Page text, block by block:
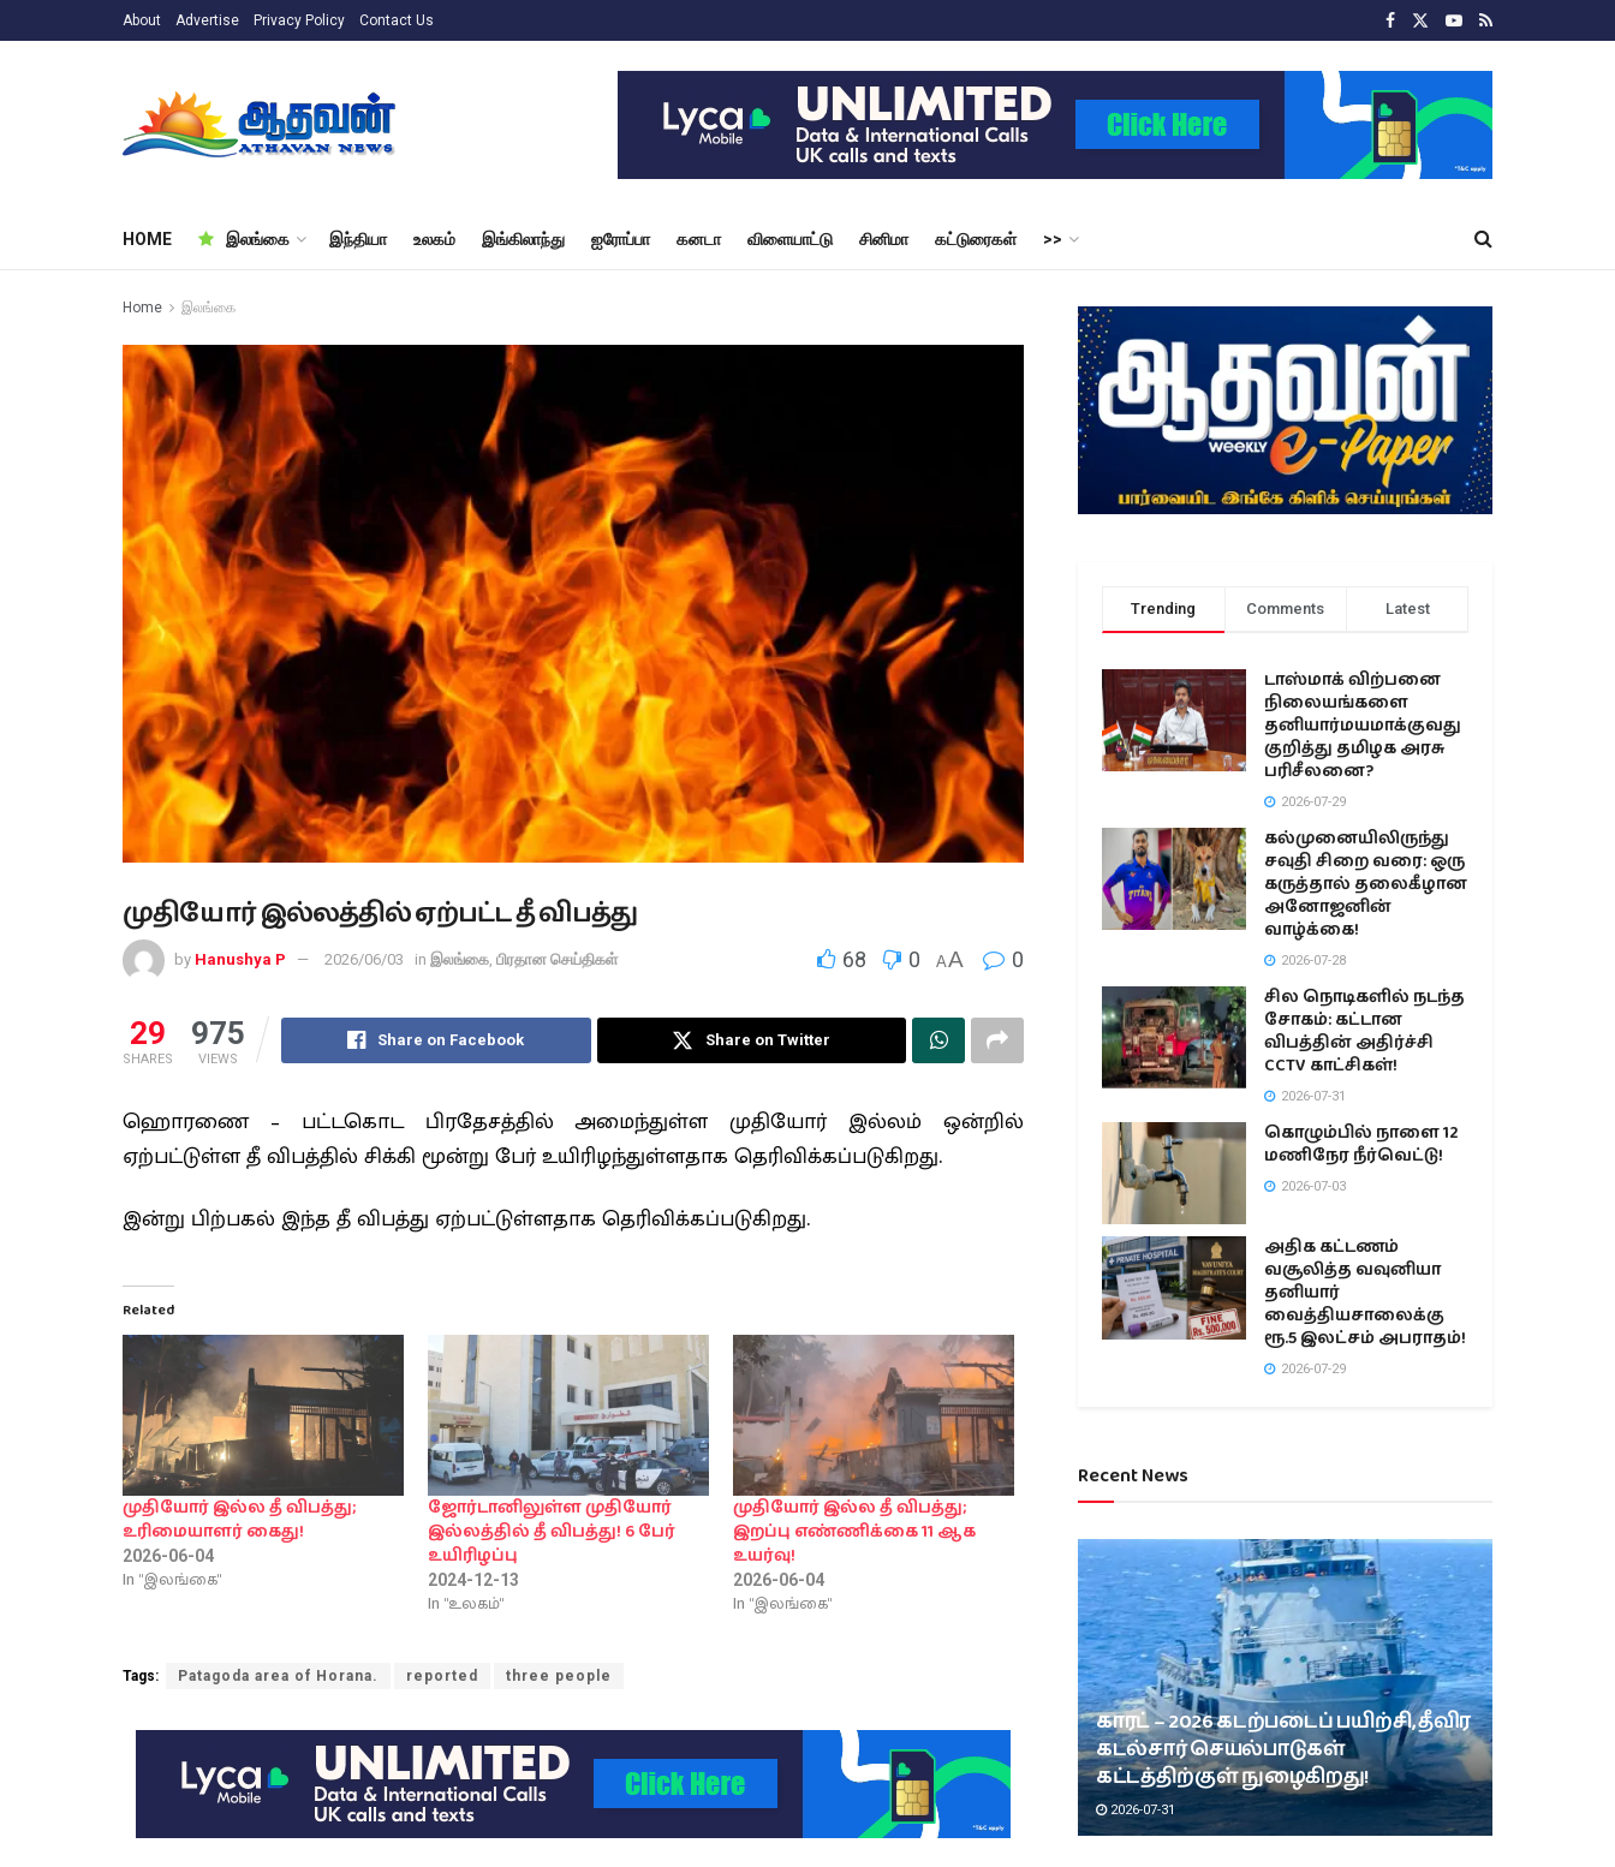
About Advertise Privacy Policy Contact Us
HOME இலங்கை இந்தியா உலகம் இங்கிலாந்து ஐரோப்பா கனடா விளையாட்டு சினிமா கட்டுரைகள் >>
Home இலங்கை
முதியோர் இல்லத்தில் ஏற்பட்ட தீ விபத்து
by Hanushya P 2026/06/03 in இலங்கை பிரதான செய்திகள் 68 0 AA 0
29
SHARES
975
VIEWS
Share on Facebook Share on Twitter
ஹொரணை – பட்டகொட பிரதேசத்தில் அமைந்துள்ள முதியோர் இல்லம் ஒன்றில்
ஏற்பட்டுள்ள தீ விபத்தில் சிக்கி மூன்று பேர் உயிரிழந்துள்ளதாக தெரிவிக்கப்படுகிறது.
இன்று பிற்பகல் இந்த தீ விபத்து ஏற்பட்டுள்ளதாக தெரிவிக்கப்படுகிறது.
Related
முதியோர் இல்ல தீ விபத்து;
உரிமையாளர் கைது!
2026-06-04
In "இலங்கை"
ஜோர்டானிலுள்ள முதியோர்
இல்லத்தில் தீ விபத்து! 6 பேர்
உயிரிழப்பு
2024-12-13
In "உலகம்"
முதியோர் இல்ல தீ விபத்து;
இறப்பு எண்ணிக்கை 11 ஆக
உயர்வு!
2026-06-04
In "இலங்கை"
Tags: Patagoda area of ​​Horana. reported three people
Trending Comments Latest
டாஸ்மாக் விற்பனை
நிலையங்களை
தனியார்மயமாக்குவது
குறித்து தமிழக அரசு
பரிசீலனை?
2026-07-29
கல்முனையிலிருந்து
சவுதி சிறை வரை: ஒரு
கருத்தால் தலைகீழான
அனோஜனின்
வாழ்க்கை!
2026-07-28
சில நொடிகளில் நடந்த
சோகம்: கட்டான
விபத்தின் அதிர்ச்சி
CCTV காட்சிகள்!
2026-07-31
கொழும்பில் நாளை 12
மணிநேர நீர்வெட்டு!
2026-07-03
அதிக கட்டணம்
வசூலித்த வவுனியா
தனியார்
வைத்தியசாலைக்கு
ரூ.5 இலட்சம் அபராதம்!
2026-07-29
Recent News
காரட் – 2026 கடற்படைப் பயிற்சி, தீவிர
கடல்சார் செயல்பாடுகள்
கட்டத்திற்குள் நுழைகிறது!
2026-07-31